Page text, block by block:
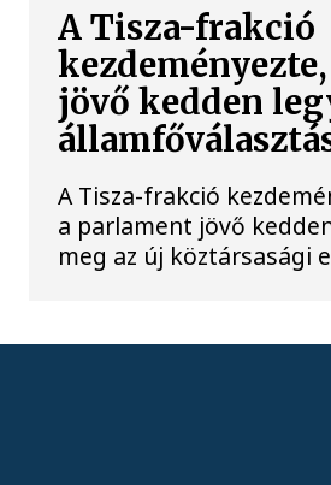
A Tisza-frakció
jövő kedden
A Tisza-frakció
a parlament jövő
meg az új köztársasági